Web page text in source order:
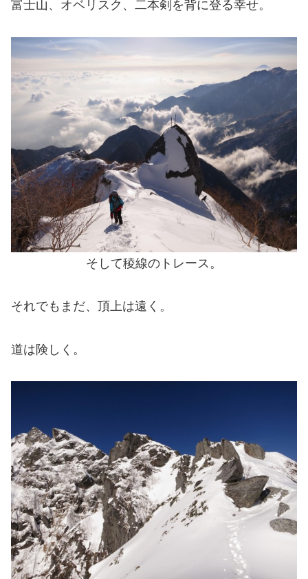
富士山、オベリスク、二本剣を背に登る幸せ。
そして稜線のトレース。
それでもまだ、頂上は遠く。
道は険しく。